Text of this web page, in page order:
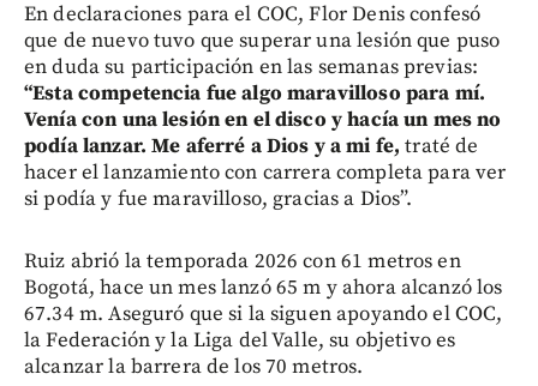
En declaraciones para el COC, Flor Denis confesó
que de nuevo tuvo que superar una lesión que puso
en duda su participación en las semanas previas:
“Esta competencia fue algo maravilloso para mí.
Venía con una lesión en el disco y hacía un mes no
podía lanzar. Me aferré a Dios y a mi fe, traté de
hacer el lanzamiento con carrera completa para ver
si podía y fue maravilloso, gracias a Dios”.
Ruiz abrió la temporada 2026 con 61 metros en
Bogotá, hace un mes lanzó 65 m y ahora alcanzó los
67.34 m. Aseguró que si la siguen apoyando el COC,
la Federación y la Liga del Valle, su objetivo es
alcanzar la barrera de los 70 metros.